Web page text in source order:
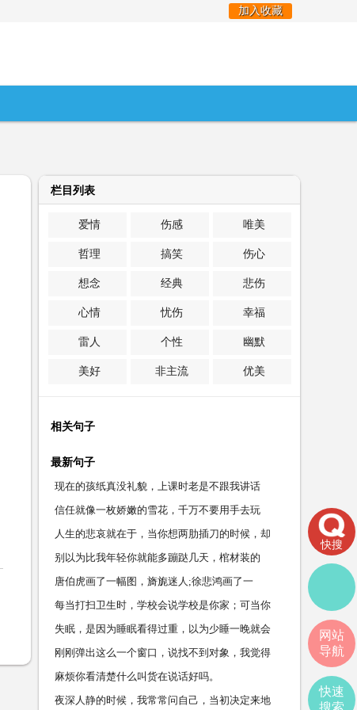
加入收藏
栏目列表
爱情 伤感 唯美
哲理 搞笑 伤心
想念 经典 悲伤
心情 忧伤 幸福
雷人 个性 幽默
美好 非主流 优美
相关句子
最新句子
现在的孩纸真没礼貌，上课时老是不跟我讲话
信任就像一枚娇嫩的雪花，千万不要用手去玩
人生的悲哀就在于，当你想两肋插刀的时候，却
别以为比我年轻你就能多蹦跶几天，棺材装的
唐伯虎画了一幅图，旖旎迷人;徐悲鸿画了一
每当打扫卫生时，学校会说学校是你家；可当你
失眠，是因为睡眠看得过重，以为少睡一晚就会
刚刚弹出这么一个窗口，说找不到对象，我觉得
麻烦你看清楚什么叫货在说话好吗。
夜深人静的时候，我常常问自己，当初决定来地
快搜
网站
导航
快速
搜索